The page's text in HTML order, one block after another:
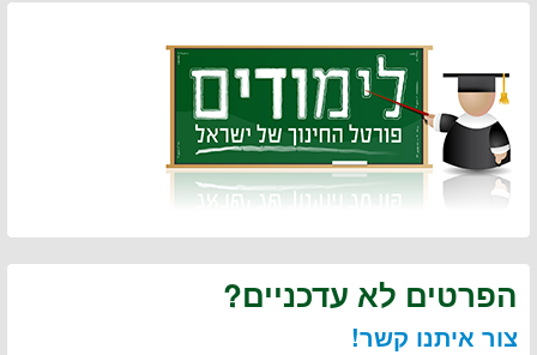
הפרטים לא עדכניים?
צור איתנו קשר!